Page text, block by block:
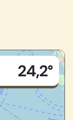
24,2°